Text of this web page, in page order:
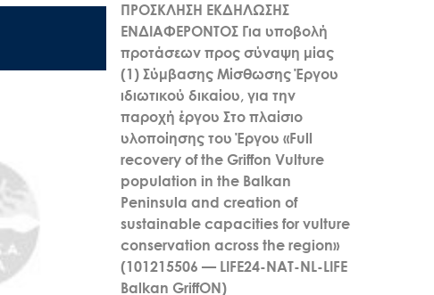
ΠΡΟΣΚΛΗΣΗ ΕΚΔΗΛΩΣΗΣ
ΕΝΔΙΑΦΕΡΟΝΤΟΣ Για υποβολή
προτάσεων προς σύναψη μίας
(1) Σύμβασης Μίσθωσης Έργου
ιδιωτικού δικαίου, για την
παροχή έργου Στο πλαίσιο
υλοποίησης του Έργου «Full
recovery of the Griffon Vulture
population in the Balkan
Peninsula and creation of
sustainable capacities for vulture
conservation across the region»
(101215506 — LIFE24-NAT-NL-LIFE
Balkan GriffON)